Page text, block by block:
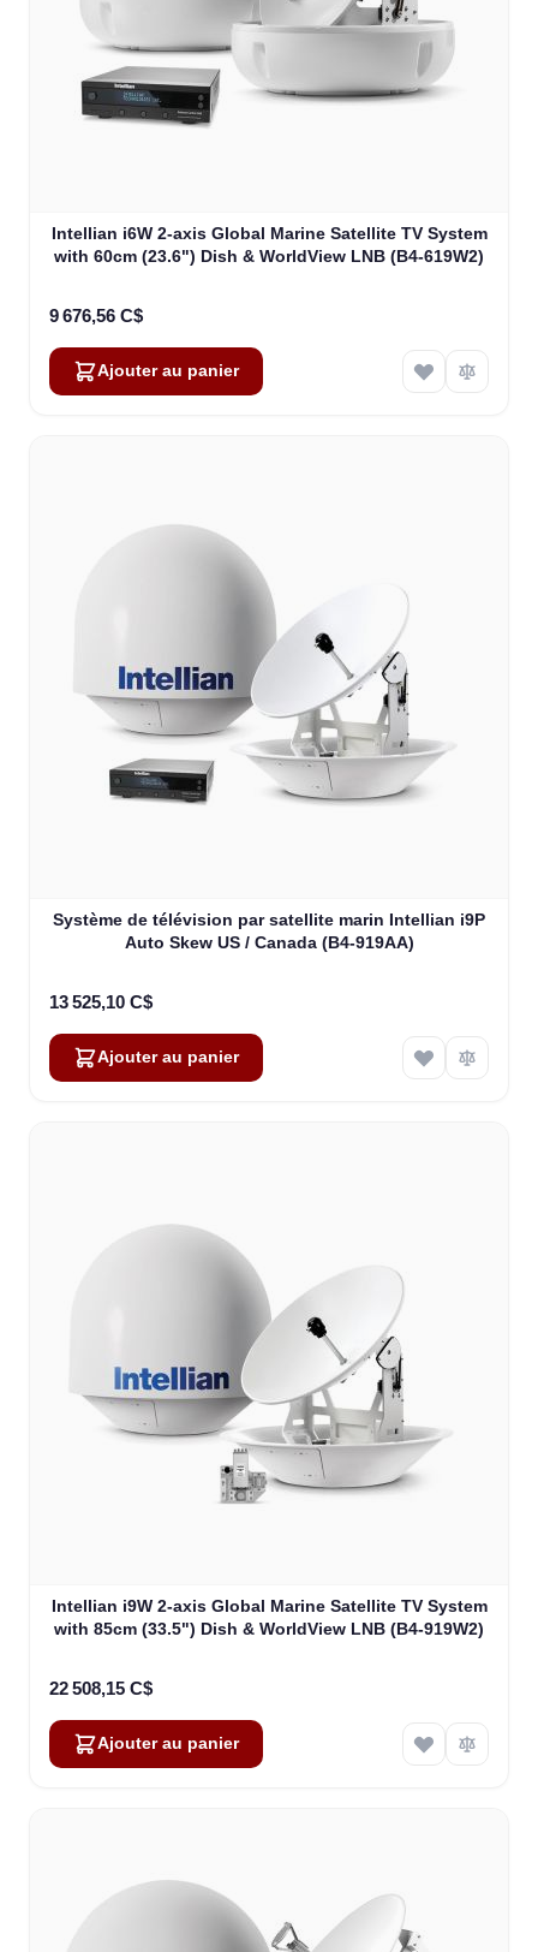
Intellian i6W 2-axis Global Marine Satellite TV System
with 60cm (23.6") Dish & WorldView LNB (B4-619W2)
9 676,56 C$
Ajouter au panier
Système de télévision par satellite marin Intellian i9P
Auto Skew US / Canada (B4-919AA)
13 525,10 C$
Ajouter au panier
Intellian i9W 2-axis Global Marine Satellite TV System
with 85cm (33.5") Dish & WorldView LNB (B4-919W2)
22 508,15 C$
Ajouter au panier